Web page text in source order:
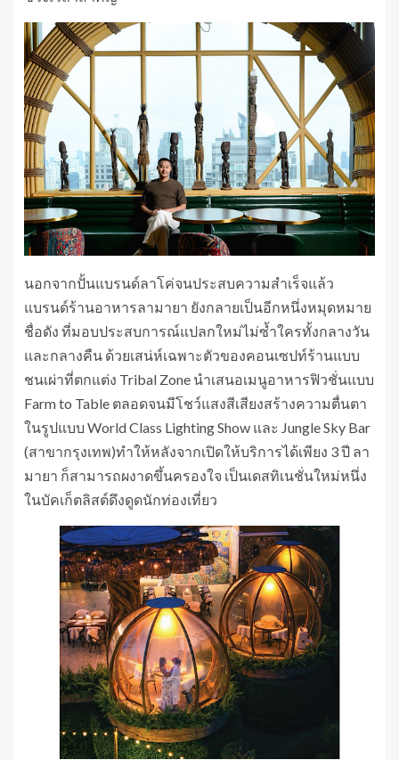
นอกจากปั้นแบรนด์ลาโค่จนประสบความสำเร็จแล้ว
แบรนด์ร้านอาหารลามายา ยังกลายเป็นอีกหนึ่งหมุดหมาย
ชื่อดัง ที่มอบประสบการณ์แปลกใหม่ไม่ซ้ำใครทั้งกลางวัน
และกลางคืน ด้วยเสน่ห์เฉพาะตัวของคอนเซปท์ร้านแบบ
ชนเผ่าที่ตกแต่ง Tribal Zone นำเสนอเมนูอาหารฟิวชั่นแบบ
Farm to Table ตลอดจนมีโชว์แสงสีเสียงสร้างความตื่นตา
ในรูปแบบ World Class Lighting Show และ Jungle Sky Bar
(สาขากรุงเทพ)ทำให้หลังจากเปิดให้บริการได้เพียง 3 ปี ลา
มายา ก็สามารถผงาดขึ้นครองใจ เป็นเดสทิเนชั่นใหม่หนึ่ง
ในบัคเก็ตลิสต์ดึงดูดนักท่องเที่ยว